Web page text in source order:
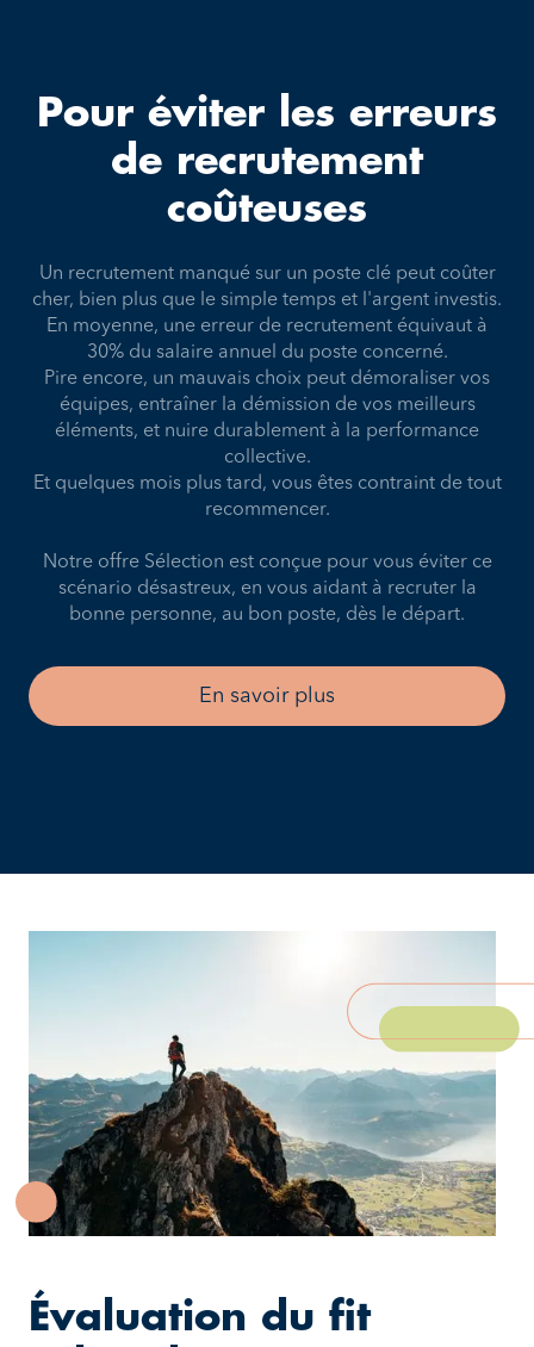
Pour éviter les erreurs
de recrutement
coûteuses
Un recrutement manqué sur un poste clé peut coûter
cher, bien plus que le simple temps et l'argent investis.
En moyenne, une erreur de recrutement équivaut à
30% du salaire annuel du poste concerné.
Pire encore, un mauvais choix peut démoraliser vos
équipes, entraîner la démission de vos meilleurs
éléments, et nuire durablement à la performance
collective.
Et quelques mois plus tard, vous êtes contraint de tout
recommencer.
Notre offre Sélection est conçue pour vous éviter ce
scénario désastreux, en vous aidant à recruter la
bonne personne, au bon poste, dès le départ.
En savoir plus
Évaluation du fit